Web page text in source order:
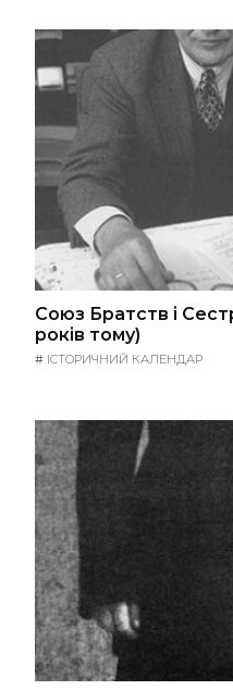
Союз Братств і
років тому)
# ІСТОРИЧНИЙ КАЛЕНДАР